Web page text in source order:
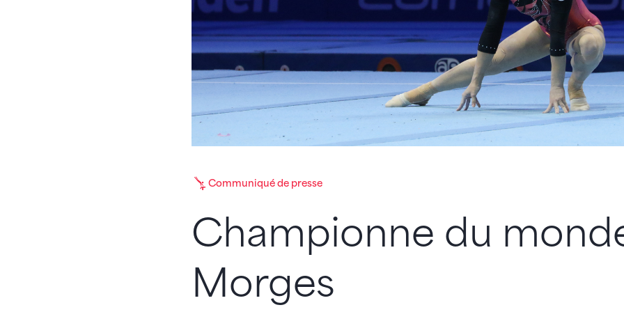
Communiqué de presse
Championne du
Morges